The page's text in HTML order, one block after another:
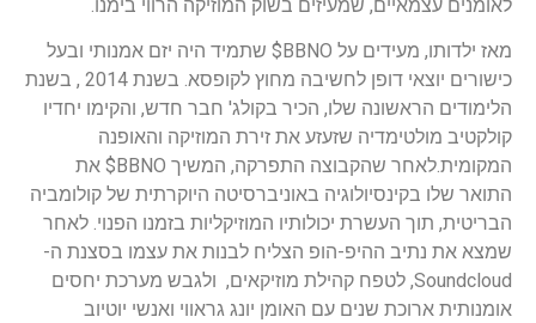
לאומנים עצמאיים, שמעיזים בשוק המוזיקה הרווי בימנו.
מאז ילדותו, מעידים על BBNO$ שתמיד היה יזם אמנותי ובעל
כישורים יוצאי דופן לחשיבה מחוץ לקופסא. בשנת 2014 , בשנת
הלימודים הראשונה שלו, הכיר בקולג' חבר חדש, והקימו יחדיו
קולקטיב מולטימדיה שזעזע את זירת המוזיקה והאופנה
המקומית.לאחר שהקבוצה התפרקה, המשיך BBNO$ את
התואר שלו בקינסיולוגיה באוניברסיטה היוקרתית של קולומביה
הבריטית, תוך העשרת יכולותיו המוזיקליות בזמנו הפנוי. לאחר
שמצא את נתיב ההיפ-הופ הצליח לבנות את עצמו בסצנת ה-
Soundcloud, לטפח קהילת מוזיקאים, ולגבש מערכת יחסים
אומנותית ארוכת שנים עם האומן יונג גראווי ואנשי יוטיוב